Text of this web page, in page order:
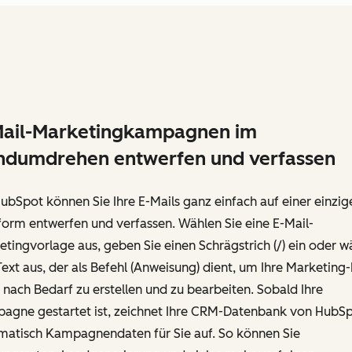
Marketingkampagnen im
entwerfen und verfassen
können Sie Ihre E-Mails ganz einfach auf einer
entwerfen und verfassen. Wählen Sie eine E-Mail-
aus, geben Sie einen Schrägstrich (/) ein oder
aus, der als Befehl (Anweisung) dient, um Ihre Marketing-
nach Bedarf zu erstellen und zu bearbeiten. Sobald Ihre
gestartet ist, zeichnet Ihre CRM-Datenbank von
Kampagnendaten für Sie auf. So können Sie